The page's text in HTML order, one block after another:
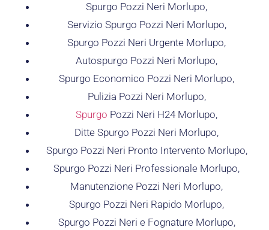
Spurgo Pozzi Neri Morlupo,
Servizio Spurgo Pozzi Neri Morlupo,
Spurgo Pozzi Neri Urgente Morlupo,
Autospurgo Pozzi Neri Morlupo,
Spurgo Economico Pozzi Neri Morlupo,
Pulizia Pozzi Neri Morlupo,
Spurgo Pozzi Neri H24 Morlupo,
Ditte Spurgo Pozzi Neri Morlupo,
Spurgo Pozzi Neri Pronto Intervento Morlupo,
Spurgo Pozzi Neri Professionale Morlupo,
Manutenzione Pozzi Neri Morlupo,
Spurgo Pozzi Neri Rapido Morlupo,
Spurgo Pozzi Neri e Fognature Morlupo,